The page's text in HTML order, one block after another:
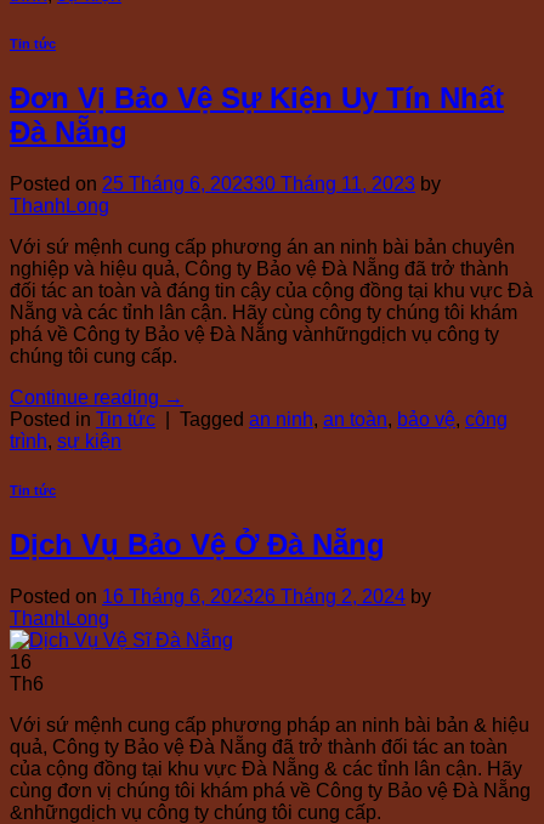
Tin tức
Đơn Vị Bảo Vệ Sự Kiện Uy Tín Nhất
Đà Nẵng
Posted on 25 Tháng 6, 202330 Tháng 11, 2023 by
ThanhLong
Với sứ mệnh cung cấp phương án an ninh bài bản chuyên
nghiệp và hiệu quả, Công ty Bảo vệ Đà Nẵng đã trở thành
đối tác an toàn và đáng tin cậy của cộng đồng tại khu vực Đà
Nẵng và các tỉnh lân cận. Hãy cùng công ty chúng tôi khám
phá về Công ty Bảo vệ Đà Nẵng vànhữngdịch vụ công ty
chúng tôi cung cấp.
Continue reading →
Posted in Tin tức Tagged an ninh, an toàn, bảo vệ, công
trình, sự kiện
Tin tức
Dịch Vụ Bảo Vệ Ở Đà Nẵng
Posted on 16 Tháng 6, 202326 Tháng 2, 2024 by
ThanhLong
16
Th6
Với sứ mệnh cung cấp phương pháp an ninh bài bản & hiệu
quả, Công ty Bảo vệ Đà Nẵng đã trở thành đối tác an toàn
của cộng đồng tại khu vực Đà Nẵng & các tỉnh lân cận. Hãy
cùng đơn vị chúng tôi khám phá về Công ty Bảo vệ Đà Nẵng
&nhữngdịch vụ công ty chúng tôi cung cấp.